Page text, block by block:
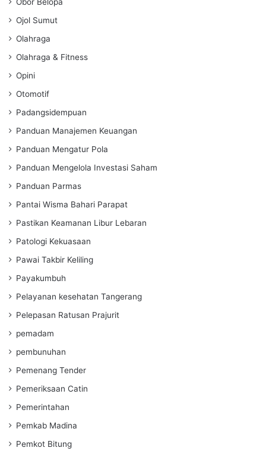
Ojol Sumut
Olahraga
Olahraga & Fitness
Opini
Otomotif
Padangsidempuan
Panduan Manajemen Keuangan
Panduan Mengatur Pola
Panduan Mengelola Investasi Saham
Panduan Parmas
Pantai Wisma Bahari Parapat
Pastikan Keamanan Libur Lebaran
Patologi Kekuasaan
Pawai Takbir Keliling
Payakumbuh
Pelayanan kesehatan Tangerang
Pelepasan Ratusan Prajurit
pemadam
pembunuhan
Pemenang Tender
Pemeriksaan Catin
Pemerintahan
Pemkab Madina
Pemkot Bitung